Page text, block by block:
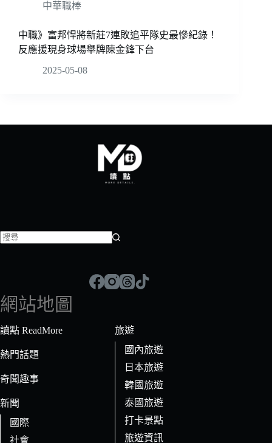
中華職棒
中職》富邦悍將新莊7連敗追平隊史最慘紀錄！
反應援現身球場舉牌陳金鋒下台
2025-05-08
符
合
條
的
果
網站地圖
讀點 ReadMore
熱門話題
奇聞趣事
新聞
國際
社會
旅遊
國內旅遊
日本旅遊
韓國旅遊
泰國旅遊
打卡景點
旅遊資訊